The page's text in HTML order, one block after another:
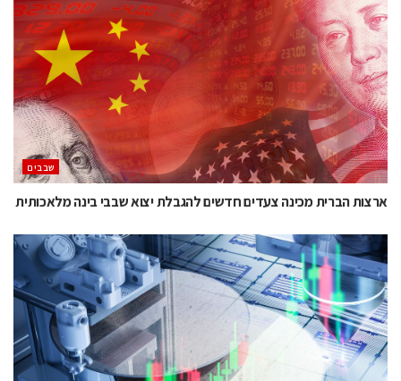
‫שבבים‬
ארצות הברית מכינה צעדים חדשים להגבלת יצוא שבבי בינה מלאכותית